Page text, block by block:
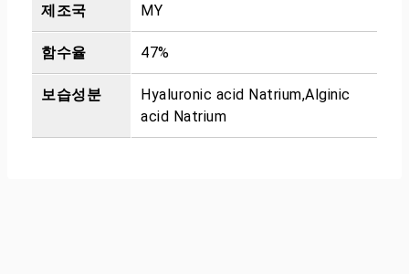
제조국 MY
함수율 47%
보습성분
Hyaluronic acid Natrium,Alginic
acid Natrium